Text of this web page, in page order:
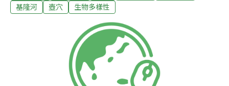
取向之流域守望與河川教育」培力課程，於上週六（11
學員，實地踏查暖江湖穴群，認識自然景觀形成原因、了
解當地歷史背景，及此一景觀之獨特和保存的重要性。主
辦單位邀請長期投入基隆河河域河川污染監測、環境景觀
保存的夥伴，在課程中分享多年來持續關懷的歷程與展
望，學員並學習利用網路媒體平台，將觀察與紀錄編輯成
基隆河
壺穴 生物多樣性